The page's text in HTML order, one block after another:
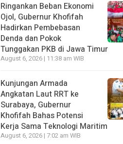
Ringankan Beban Ekonomi
Ojol, Gubernur Khofifah
Hadirkan Pembebasan
Denda dan Pokok
Tunggakan PKB di Jawa Timur
August 6, 2026 | 11:38 am WIB
Kunjungan Armada
Angkatan Laut RRT ke
Surabaya, Gubernur
Khofifah Bahas Potensi
Kerja Sama Teknologi Maritim
August 6, 2026 | 7:02 am WIB